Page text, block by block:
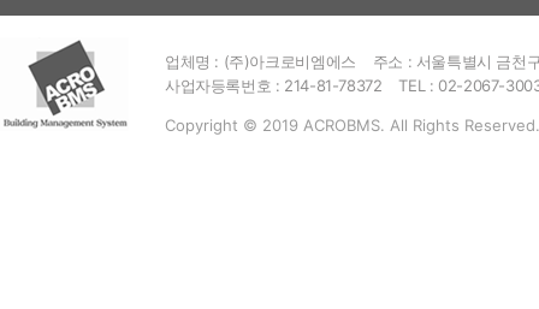
업체명 : (주)아크로비엠에스
주소 : 서울특별시 금천
사업자등록번호 : 214-81-78372
TEL : 02-2067-
Copyright © 2019 ACROBMS. All Rights Reserved.